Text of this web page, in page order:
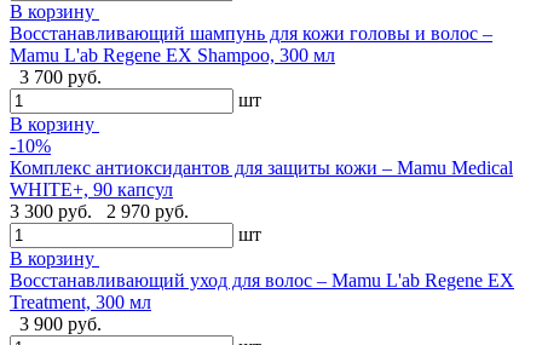
В корзину
Восстанавливающий шампунь для кожи головы и волос –
Mamu L'ab Regene EX Shampoo, 300 мл
3 700 руб.
шт
В корзину
-10%
Комплекс антиоксидантов для защиты кожи – Mamu Medical
WHITE+, 90 капсул
3 300 руб.
2 970 руб.
шт
В корзину
Восстанавливающий уход для волос – Mamu L'ab Regene EX
Treatment, 300 мл
3 900 руб.